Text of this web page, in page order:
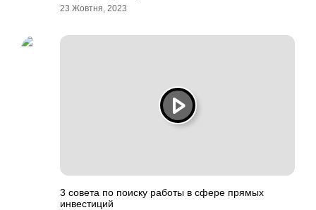
23 Жовтня, 2023
3 совета по поиску работы в сфере прямых
инвестиций